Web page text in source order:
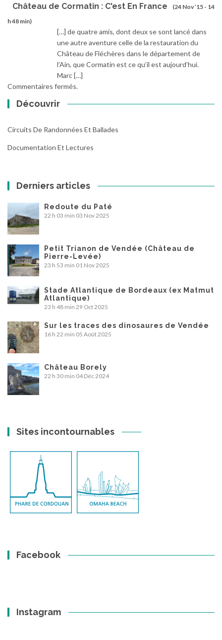
Château de Cormatin : C'est En France
(24 Nov ’15 - 14
h 48 min)
[…] de quatre amis, dont deux se sont lancé dans
une autre aventure celle de la restauration du
Château de Fléchères dans le département de
l’Ain, que Cormatin est ce qu’il est aujourd’hui.
Marc […]
Commentaires fermés.
Découvrir
Circuits De Randonnées Et Ballades
Documentation Et Lectures
Derniers articles
Redoute du Paté
22 h 03 min 03 Nov 2025
Petit Trianon de Vendée (Château de
Pierre-Levée)
23 h 53 min 01 Nov 2025
Stade Atlantique de Bordeaux (ex Matmut
Atlantique)
23 h 48 min 29 Oct 2025
Sur les traces des dinosaures de Vendée
16 h 22 min 05 Août 2025
Château Borely
22 h 30 min 04 Déc 2024
Sites incontournables
Facebook
Instagram